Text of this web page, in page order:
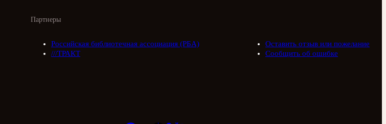
Партнеры
Российская библиотечная ассоциация (РБА)
///ТРАКТ
Оставить отзыв или пожелание
Сообщить об ошибке